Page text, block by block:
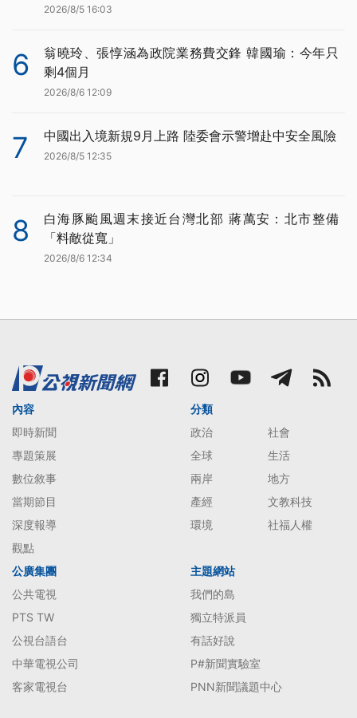
2026/8/5 16:03
6
翁曉玲、張惇涵為政院業務費交鋒 韓國瑜：今年只
剩4個月
2026/8/6 12:09
7 中國出入境新規9月上路 陸委會示警增赴中安全風險
2026/8/5 12:35
8
白海豚颱風週末接近台灣北部 蔣萬安：北市整備
「料敵從寬」
2026/8/6 12:34
內容
即時新聞
專題策展
數位敘事
當期節目
深度報導
觀點
分類
政治
社會
全球
生活
兩岸
地方
產經
文教科技
環境
社福人權
公廣集團
公共電視
PTS TW
公視台語台
中華電視公司
客家電視台
主題網站
我們的島
獨立特派員
有話好說
P#新聞實驗室
PNN新聞議題中心